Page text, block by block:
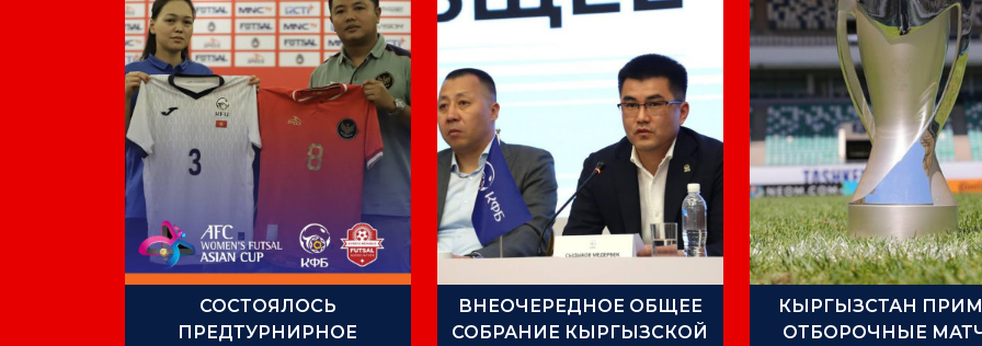
СОСТОЯЛОСЬ
ПРЕДТУРНИРНОЕ
ВНЕОЧЕРЕДНОЕ ОБЩЕЕ
СОБРАНИЕ КЫРГЫЗСКОЙ
КЫРГЫЗСТАН
ОТБОРОЧНЫЕ